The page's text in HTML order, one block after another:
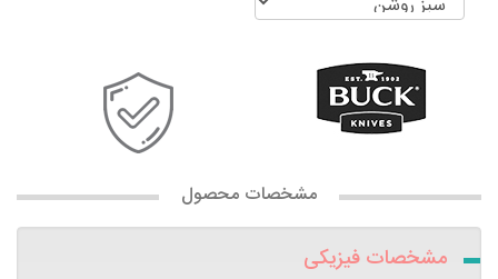
مشخصات محصول
مشخصات فیزیکی